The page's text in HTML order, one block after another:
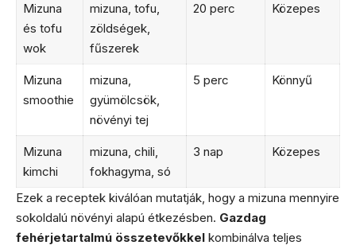
Mizuna
és tofu
wok
mizuna, tofu,
zöldségek,
fűszerek
20 perc Közepes
Mizuna
smoothie
mizuna,
gyümölcsök,
növényi tej
5 perc Könnyű
Mizuna
kimchi
mizuna, chili,
fokhagyma, só
3 nap Közepes
Ezek a receptek kiválóan mutatják, hogy a mizuna mennyire
sokoldalú növényi alapú étkezésben. Gazdag
fehérjetartalmú összetevőkkel kombinálva teljes